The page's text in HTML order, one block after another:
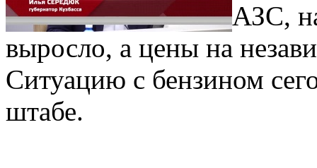
АЗС,
выросло, а цены на
Ситуацию с бензином
штабе.